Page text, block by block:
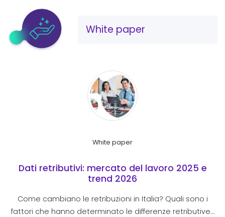
White paper
White paper
Dati retributivi: mercato del lavoro 2025 e
trend 2026
Come cambiano le retribuzioni in Italia? Quali sono i
fattori che hanno determinato le differenze retributive…